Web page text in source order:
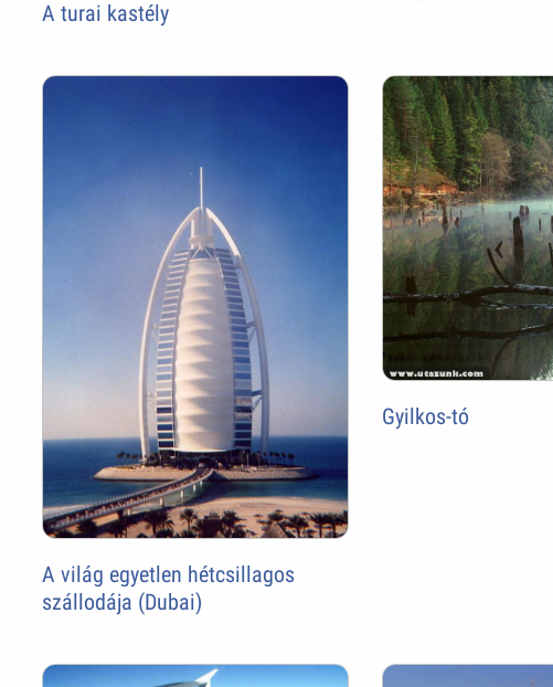
A turai kastély
A világ egyetlen hétcsillagos
szállodája (Dubai)
Gyilkos-tó